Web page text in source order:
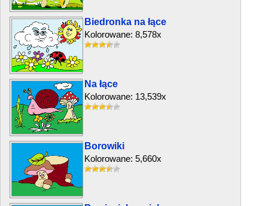
Biedronka na łące
Kolorowane: 8,578x
Na łące
Kolorowane: 13,539x
Borowiki
Kolorowane: 5,660x